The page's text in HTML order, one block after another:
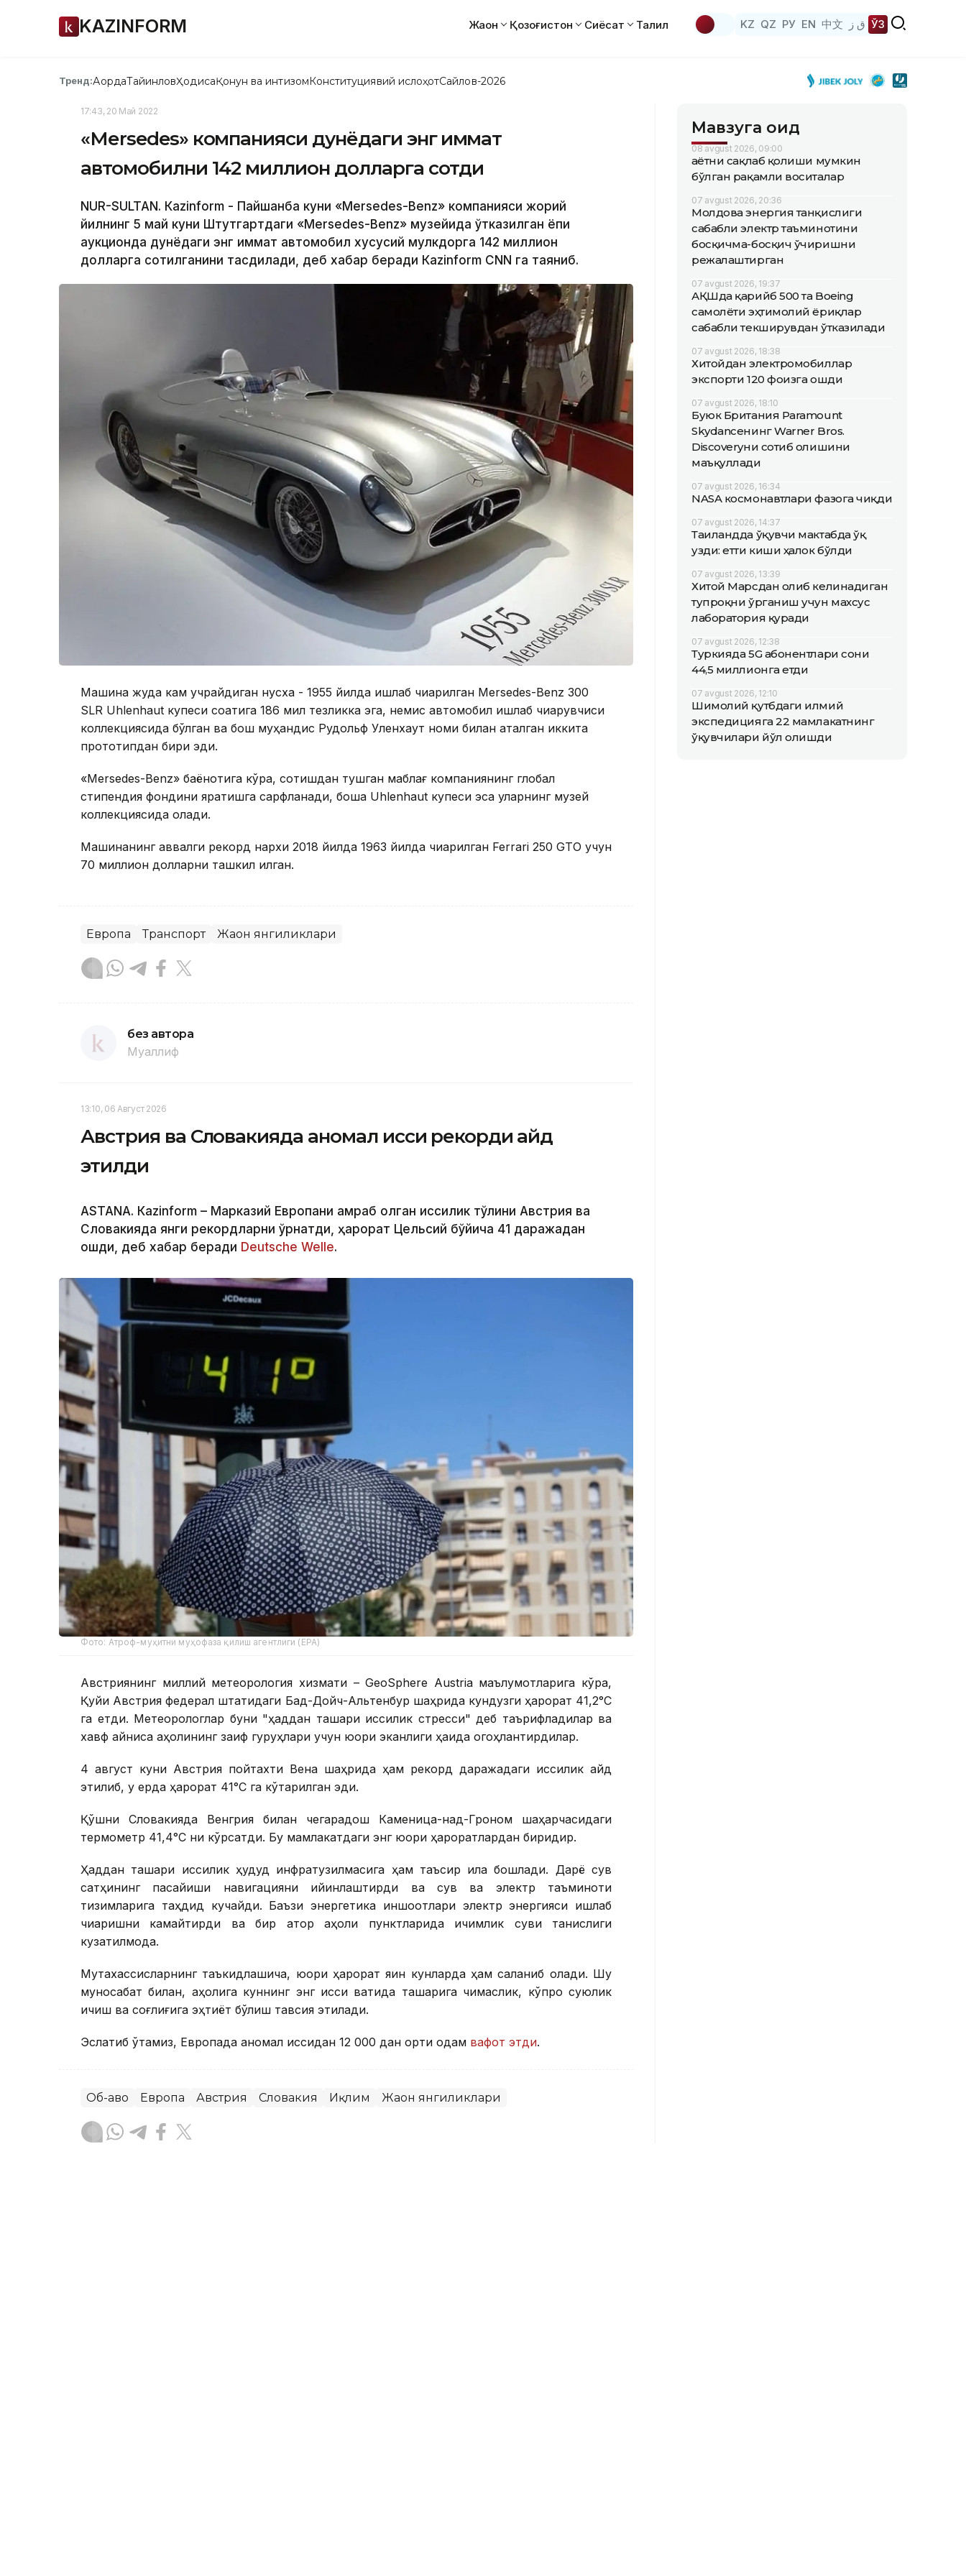
KAZINFORM Жаҳон Қозоғистон Сиёсат Таҳлил KZ QZ РУ EN 中文 ق ز ЎЗ
Тренд:АқордаТайинловҲодисаҚонун ва интизомКонституциявий ислоҳотСайлов-2026
17:43, 20 Май 2022
«Меrsedes» компанияси дунёдаги энг қиммат
автомобилни 142 миллион долларга сотди
NUR-SULTAN. Кazinform - Пайшанба куни «Меrsedes-Benz» компанияси жорий
йилнинг 5 май куни Штутгартдаги «Мersedes-Benz» музейида ўтказилган ёпиқ
аукционда дунёдаги энг қиммат автомобил хусусий мулкдорга 142 миллион
долларга сотилганини тасдиқлади, деб хабар беради Кazinform CNN га таяниб.
Машина жуда кам учрайдиган нусха - 1955 йилда ишлаб чиқарилган Меrsedes-Benz 300
SLR Uhlenhaut купеси соатига 186 мил тезликка эга, немис автомобил ишлаб чиқарувчиси
коллекциясида бўлган ва бош муҳандис Рудольф Уленхаут номи билан аталган иккита
прототипдан бири эди.
«Меrsedes-Benz» баёнотига кўра, сотишдан тушган маблағ компаниянинг глобал
стипендия фондини яратишга сарфланади, бошқа Uhlenhaut купеси эса уларнинг музей
коллекциясида қолади.
Машинанинг аввалги рекорд нархи 2018 йилда 1963 йилда чиқарилган Ferrari 250 GТО учун
70 миллион долларни ташкил қилган.
Европа Транспорт Жаҳон янгиликлари
без автора
Муаллиф
13:10, 06 Август 2026
Австрия ва Словакияда аномал иссиқ рекорди қайд
этилди
ASTANА. Кazinform – Марказий Европани қамраб олган иссиқлик тўлқини Австрия ва
Словакияда янги рекордларни ўрнатди, ҳарорат Цельсий бўйича 41 даражадан
ошди, деб хабар беради Deutsche Welle.
Фото: Атроф-муҳитни муҳофаза қилиш агентлиги (EPA)
Австриянинг миллий метеорология хизмати – GeoSphere Austria маълумотларига кўра,
Қуйи Австрия федерал штатидаги Бад-Дойч-Альтенбур шаҳрида кундузги ҳарорат 41,2°С
га етди. Метеорологлар буни "ҳаддан ташқари иссиқлик стресси" деб таърифладилар ва
хавф айниқса аҳолининг заиф гуруҳлари учун юқори эканлиги ҳақида огоҳлантирдилар.
4 август куни Австрия пойтахти Вена шаҳрида ҳам рекорд даражадаги иссиқлик қайд
этилиб, у ерда ҳарорат 41°С га кўтарилган эди.
Қўшни Словакияда Венгрия билан чегарадош Каменица-над-Гроном шаҳарчасидаги
термометр 41,4°С ни кўрсатди. Бу мамлакатдаги энг юқори ҳароратлардан биридир.
Ҳаддан ташқари иссиқлик ҳудуд инфратузилмасига ҳам таъсир қила бошлади. Дарё сув
сатҳининг пасайиши навигацияни қийинлаштирди ва сув ва электр таъминоти
тизимларига таҳдид кучайди. Баъзи энергетика иншоотлари электр энергияси ишлаб
чиқаришни камайтирди ва бир қатор аҳоли пунктларида ичимлик суви танқислиги
кузатилмоқда.
Мутахассисларнинг таъкидлашича, юқори ҳарорат яқин кунларда ҳам сақланиб қолади. Шу
муносабат билан, аҳолига куннинг энг иссиқ вақтида ташқарига чиқмаслик, кўпроқ суюқлик
ичиш ва соғлиғига эҳтиёт бўлиш тавсия этилади.
Эслатиб ўтамиз, Европада аномал иссиқдан 12 000 дан ортиқ одам вафот этди.
Об-ҳаво Европа Австрия Словакия Иқлим Жаҳон янгиликлари
Мавзуга оид
08 avgust 2026, 09:00
Ҳаётни сақлаб қолиши мумкин
бўлган рақамли воситалар
07 avgust 2026, 20:36
Молдова энергия танқислиги
сабабли электр таъминотини
босқичма-босқич ўчиришни
режалаштирган
07 avgust 2026, 19:37
АҚШда қарийб 500 та Boeing
самолёти эҳтимолий ёриқлар
сабабли текширувдан ўтказилади
07 avgust 2026, 18:38
Хитойдан электромобиллар
экспорти 120 фоизга ошди
07 avgust 2026, 18:10
Буюк Британия Paramount
Skydanceнинг Warner Bros.
Discoveryни сотиб олишини
маъқуллади
07 avgust 2026, 16:34
NASA космонавтлари фазога чиқди
07 avgust 2026, 14:37
Таиландда ўқувчи мактабда ўқ
узди: етти киши ҳалок бўлди
07 avgust 2026, 13:39
Хитой Марсдан олиб келинадиган
тупроқни ўрганиш учун махсус
лаборатория қуради
07 avgust 2026, 12:38
Туркияда 5G абонентлари сони
44,5 миллионга етди
07 avgust 2026, 12:10
Шимолий қутбдаги илмий
экспедицияга 22 мамлакатнинг
ўқувчилари йўл олишди